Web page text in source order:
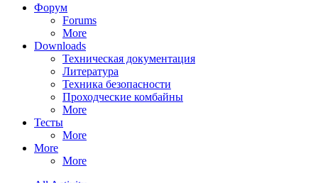
Форум
Forums
More
Downloads
Техническая документация
Литература
Техника безопасности
Проходческие комбайны
More
Тесты
More
More
More